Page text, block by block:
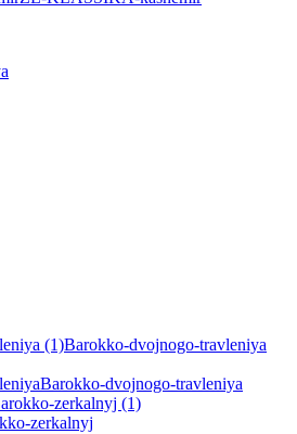
Barokko-dvojnogo-travleniya
Barokko-dvojnogo-travleniya
zerkalnyj (1)
zerkalnyj